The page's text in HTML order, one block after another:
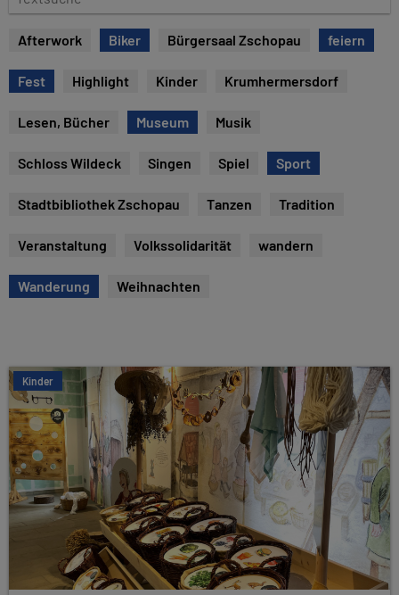
e
s
u
Afterwork Biker Bürgersaal Zschopau feiern
Fest Highlight Kinder Krumhermersdorf
Lesen, Bücher Museum Musik
Schloss Wildeck Singen Spiel Sport
Stadtbibliothek Zschopau Tanzen Tradition
Veranstaltung Volkssolidarität wandern
Wanderung Weihnachten
Kinder